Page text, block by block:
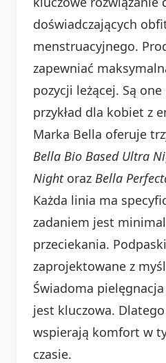
doświadczających
menstruacyjnego.
zapewniać
pozycji leżącej. Są
przykład dla kobiet z
Marka Bella oferuje
Bella Bio Based Ultra
Nightoraz Bella
Każda linia ma
zadaniem jest
przeciekania.
zaprojektowane z
Świadoma
jest kluczowa.
wspierają komfort w
czasie.